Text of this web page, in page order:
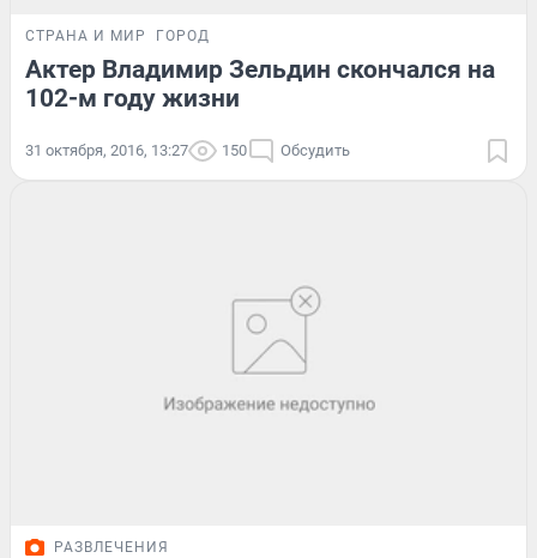
СТРАНА И МИР ГОРОД
Актер Владимир Зельдин скончался на
102-м году жизни
31 октября, 2016, 13:27 150 Обсудить
РАЗВЛЕЧЕНИЯ